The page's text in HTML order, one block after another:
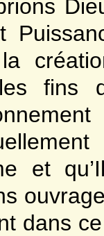
fins
et
dans